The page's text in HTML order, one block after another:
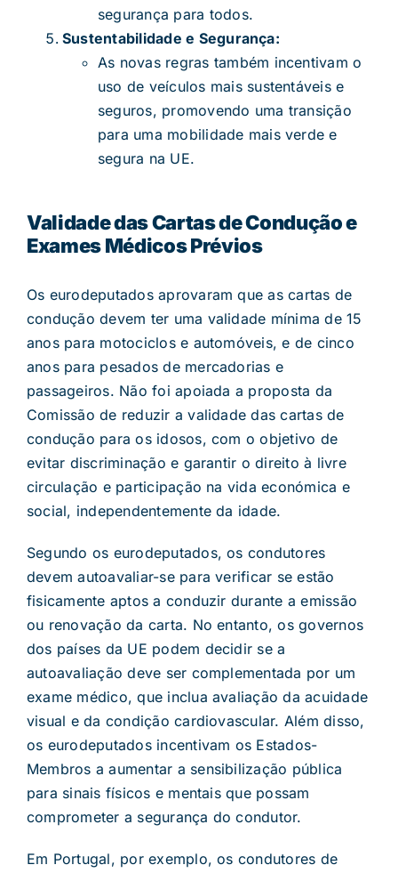
segurança para todos.
Sustentabilidade e Segurança:
As novas regras também incentivam o
uso de veículos mais sustentáveis e
seguros, promovendo uma transição
para uma mobilidade mais verde e
segura na UE.
Validade das Cartas de Condução e
Exames Médicos Prévios
Os eurodeputados aprovaram que as cartas de
condução devem ter uma validade mínima de 15
anos para motociclos e automóveis, e de cinco
anos para pesados de mercadorias e
passageiros. Não foi apoiada a proposta da
Comissão de reduzir a validade das cartas de
condução para os idosos, com o objetivo de
evitar discriminação e garantir o direito à livre
circulação e participação na vida económica e
social, independentemente da idade.
Segundo os eurodeputados, os condutores
devem autoavaliar-se para verificar se estão
fisicamente aptos a conduzir durante a emissão
ou renovação da carta. No entanto, os governos
dos países da UE podem decidir se a
autoavaliação deve ser complementada por um
exame médico, que inclua avaliação da acuidade
visual e da condição cardiovascular. Além disso,
os eurodeputados incentivam os Estados-
Membros a aumentar a sensibilização pública
para sinais físicos e mentais que possam
comprometer a segurança do condutor.
Em Portugal, por exemplo, os condutores de